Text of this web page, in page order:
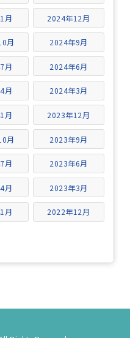
月 2024年12月
月 2024年9月
月 2024年6月
月 2024年3月
月 2023年12月
月 2023年9月
月 2023年6月
月 2023年3月
月 2022年12月